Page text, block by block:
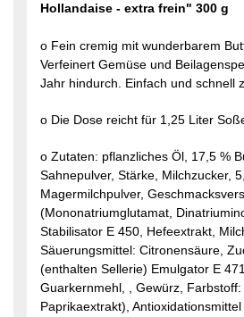
Hollandaise - extra frein" 300 g
o Fein cremig mit wunderbarem
Verfeinert Gemüse und
Jahr hindurch. Einfach und schnell
o Die Dose reicht für 1,25 Liter
o Zutaten: pflanzliches Öl, 17,5 %
Sahnepulver, Stärke, Milchzucker,
Magermilchpulver,
(Mononatriumglutamat,
Stabilisator E 450, Hefeextrakt,
Säuerungsmittel: Citronensäure,
(enthalten Sellerie) Emulgator E
Guarkernmehl, , Gewürz, Farbstoff:
Paprikaextrakt), Antioxidationsmittel